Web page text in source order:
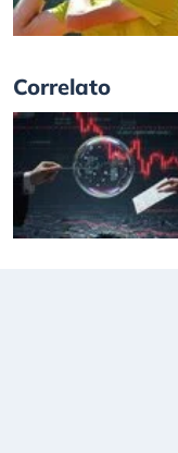
Correlato